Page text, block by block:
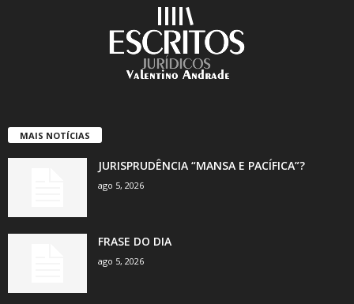
MAIS NOTÍCIAS
JURISPRUDÊNCIA “MANSA E PACÍFICA”?
ago 5, 2026
FRASE DO DIA
ago 5, 2026